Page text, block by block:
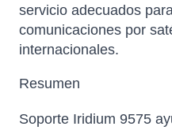
servicio adecuados
comunicaciones por
internacionales.
Resumen
Soporte Iridium 9575